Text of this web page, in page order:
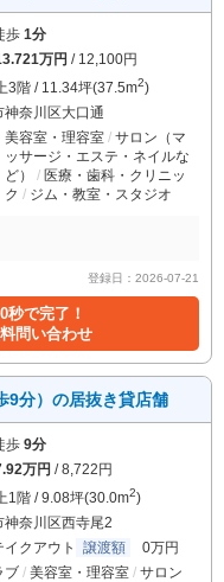
歩 1分
万円 / 12,100円
3階 / 11.34坪(37.5m2)
神奈川区大口通
美容室・理容室
サロン（マ
ッサージ・エステ・ネイルな
ど）
医療・歯科・クリニッ
ク
ジム・教室・スタジオ
登録日：2026-07-21
秒で完了！
問い合わせ
9分）の居抜き貸店舗
歩 9分
万円 / 8,722円
1階 / 9.08坪(30.0m2)
神奈川区西寺尾2
イクアウト 譲渡額 0万円
ブ 美容室・理容室
サロン